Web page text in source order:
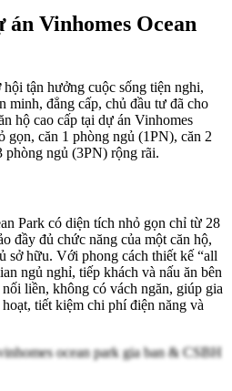
Vinhomes Ocean
tận hưởng cuộc sống tiện nghi,
minh, đẳng cấp, chủ đầu tư đã cho
hộ cao cấp tại dự án Vinhomes
gọn, căn 1 phòng ngủ (1PN), căn 2
phòng ngủ (3PN) rộng rãi.
Park có diện tích nhỏ gọn chỉ từ 28
đầy đủ chức năng của một căn hộ,
sở hữu. Với phong cách thiết kế “all
ngủ nghỉ, tiếp khách và nấu ăn bên
liền, không có vách ngăn, giúp gia
tiết kiệm chi phí điện năng và